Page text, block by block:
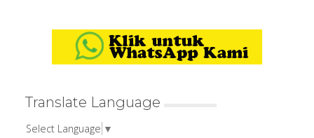
Translate Language
Select Language ▼